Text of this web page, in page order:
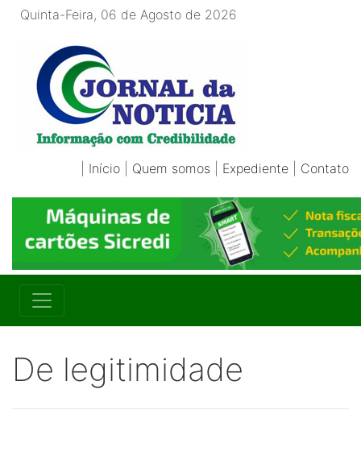
Quinta-Feira, 06 de Agosto de 2026
Início Quem somos Expediente Contato
De legitimidade